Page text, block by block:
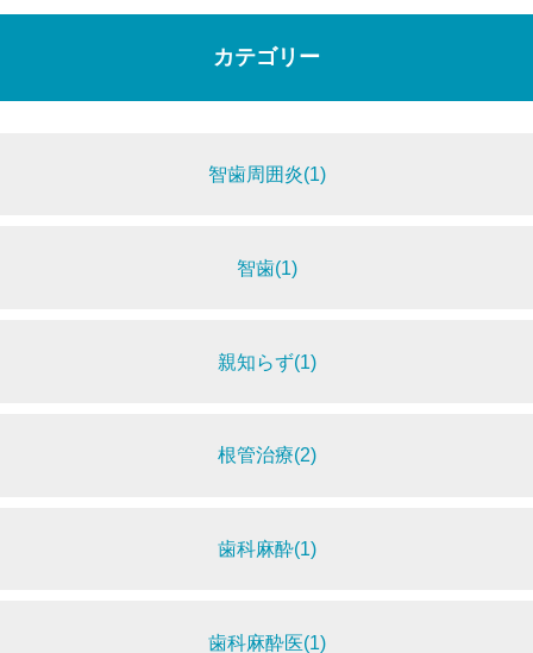
カテゴリー
智歯周囲炎(1)
智歯(1)
親知らず(1)
根管治療(2)
歯科麻酔(1)
歯科麻酔医(1)